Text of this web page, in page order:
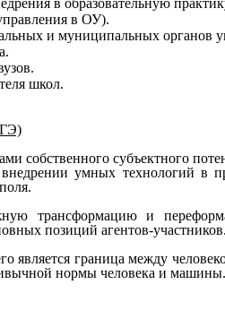
в ОУ).
и муниципальных органов
школ.
собственного субъектного
умных технологий в
трансформацию и
позиций агентов-участников.
является граница между
нормы человека и машины.